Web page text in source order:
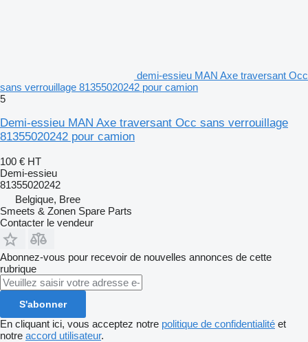
demi-essieu MAN Axe traversant Occ
sans verrouillage 81355020242 pour camion
5
Demi-essieu MAN Axe traversant Occ sans verrouillage
81355020242 pour camion
100 € HT
Demi-essieu
81355020242
Belgique, Bree
Smeets & Zonen Spare Parts
Contacter le vendeur
Abonnez-vous pour recevoir de nouvelles annonces de cette
rubrique
S'abonner
En cliquant ici, vous acceptez notre politique de confidentialité et
notre accord utilisateur.